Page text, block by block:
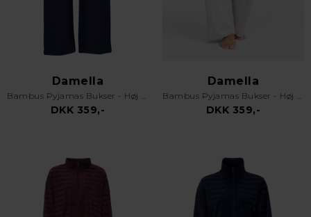
Damella
Bambus Pyjamas Bukser - Høj Talje - God Plads - Navy
DKK 359,-
Damella
Bambus Pyjamas Bukser - Høj Talje - God Plads - Grå Melange
DKK 359,-